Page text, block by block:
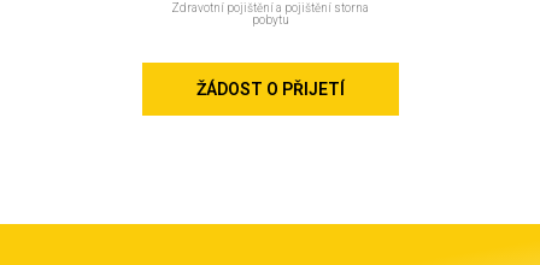
Zdravotní pojištění a pojištění storna
pobytu
ŽÁDOST O PŘIJETÍ